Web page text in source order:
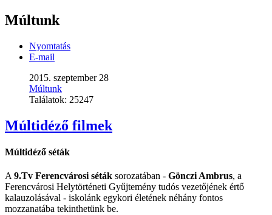
Múltunk
Nyomtatás
E-mail
2015. szeptember 28
Múltunk
Találatok: 25247
Múltidéző filmek
Múltidéző séták
A 9.Tv Ferencvárosi séták sorozatában - Gönczi Ambrus, a
Ferencvárosi Helytörténeti Gyűjtemény tudós vezetőjének értő
kalauzolásával - iskolánk egykori életének néhány fontos
mozzanatába tekinthetünk be.